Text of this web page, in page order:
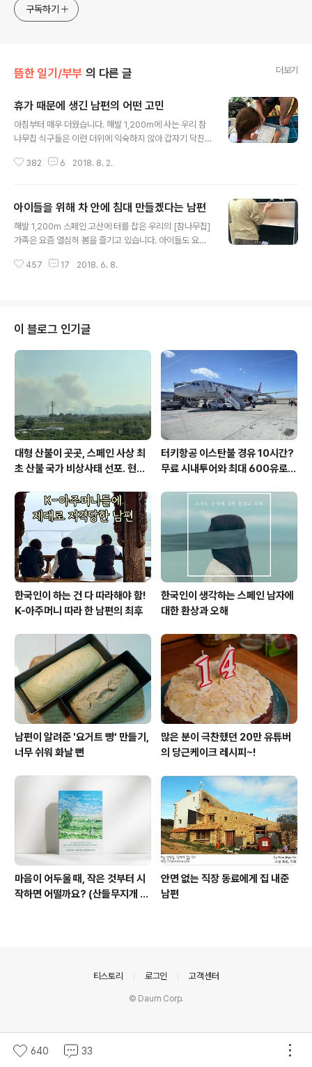
구독하기
뜸한 일기/부부 의 다른 글 더보기
휴가 때문에 생긴 남편의 어떤 고민
​아침부터 매우 더웠습니다. 해발 1,200m에 사는 우리 참
나무집 식구들은 이런 더위에 익숙하지 않아 갑자기 닥친
는지 모를 뜨겁고도 거센 바람 덕분에 오늘은 온종일 캠프
아이들이 지루하지 않아 다행이었답니다. 하지만 아쉽게도
내일 이 캠프장을 떠난답니다. 그렇다고 당장 집으로 돌아
가는 것은 아니지요. 철새가 지나가는 마을에 가기로 했답
장으로 가기로 했습니다. 아이에게는 비밀로 했는데, 내일
382 6 2018. 8. 2.
아이들을 위해 차 안에 침대 만들겠다는 남편
해발 1,200m 스페인 고산에 터를 잡은 우리의 [참나무집]
가족은 요즘 열심히 봄을 즐기고 있습니다. 아이들도 요즘
아이들과 같이 놀아줘야 하는 건 다 부모의 몫이지요. 그런
월 장기 여행을 하고 싶다는 게 이 사람의 소망이었거든요.
한국과 아시아를 돌면서 여행을 하는 게 우리의 작은 꿈이
었는데...... 한국에서는 자전거로 다섯 식구가 한반도 여행
을 하면 어떨까, 정보까지 찾아봤는데 말이지요. 그런데 이
계획은 다른 때에 생각해봐야 할 것 같습니다. 그래서 또 다
457 17 2018. 6. 8.
이 블로그 인기글
대형 산불이 곳곳, 스페인 사상 최
초 산불 국가 비상사태 선포. 현지
터키항공 이스탄불 경유 10시간?
무료 시내투어와 최대 600유로
한국인이 하는 건 다 따라해야 함!
K-아주머니 따라 한 남편의 최후
한국인이 생각하는 스페인 남자에
대한 환상과 오해
남편이 알려준 '요거트 빵' 만들기,
너무 쉬워 화날 뻔
많은 분이 극찬했던 20만 유튜버
의 당근케이크 레시피~!
마음이 어두울 때, 작은 것부터 시
작하면 어떨까요? (산들무지개 책
안면 없는 직장 동료에게 집 내준
남편
640 33
티스토리 로그인 고객센터
© Daum Corp.